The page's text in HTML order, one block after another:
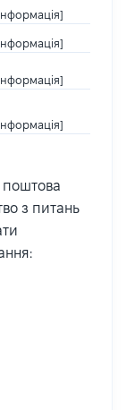
поштова
з питань